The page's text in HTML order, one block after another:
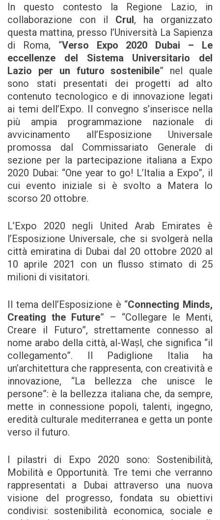
In questo contesto la Regione Lazio, in
collaborazione con il Crul, ha organizzato
questa mattina, presso l’Università La Sapienza
di Roma, “Verso Expo 2020 Dubai – Le
eccellenze del Sistema Universitario del
Lazio per un futuro sostenibile” nel quale
sono stati presentati dei progetti ad alto
contenuto tecnologico e di innovazione legati
ai temi dell’Expo. Il convegno s’inserisce nella
più ampia programmazione nazionale di
avvicinamento all’Esposizione Universale
promossa dal Commissariato Generale di
sezione per la partecipazione italiana a Expo
2020 Dubai: “One year to go! L’Italia a Expo”, il
cui evento iniziale si è svolto a Matera lo
scorso 20 ottobre.
L’Expo 2020 negli United Arab Emirates è
l’Esposizione Universale, che si svolgerà nella
città emiratina di Dubai dal 20 ottobre 2020 al
10 aprile 2021 con un flusso stimato di 25
milioni di visitatori.
Il tema dell’Esposizione è “Connecting Minds,
Creating the Future” – “Collegare le Menti,
Creare il Futuro”, strettamente connesso al
nome arabo della città, al-Waṣl, che significa “il
collegamento”. Il Padiglione Italia ha
un’architettura che rappresenta, con creatività e
innovazione, “La bellezza che unisce le
persone”: è la bellezza italiana che, da sempre,
mette in connessione popoli, talenti, ingegno,
eredità culturale mediterranea e getta un ponte
verso il futuro.
I pilastri di Expo 2020 sono: Sostenibilità,
Mobilità e Opportunità. Tre temi che verranno
rappresentati a Dubai attraverso una nuova
visione del progresso, fondata su obiettivi
condivisi: sostenibilità economica, sociale e